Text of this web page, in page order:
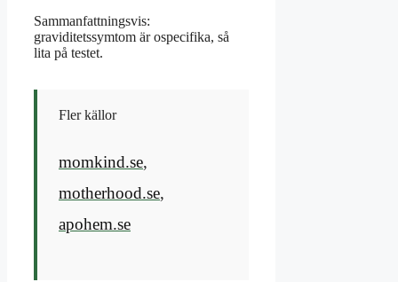
Sammanfattningsvis:
graviditetssymtom är ospecifika, så
lita på testet.
Fler källor
momkind.se,
motherhood.se,
apohem.se